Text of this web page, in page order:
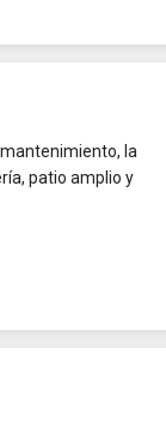
mantenimiento, la
patio amplio y